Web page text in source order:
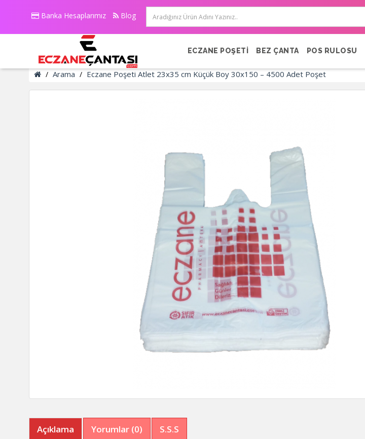
Banka Hesaplarımız Blog
ECZANE POŞETİ BEZ ÇANTA POS RULOSU
Arama Eczane Poşeti Atlet 23x35 cm Küçük Boy 30x150 – 4500 Adet Poşet
Açıklama Yorumlar (0) S.S.S